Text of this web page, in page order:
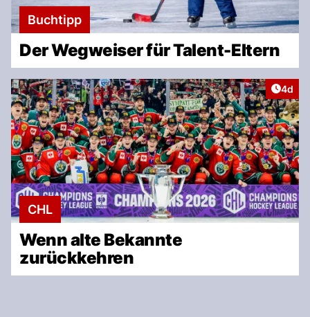
Buchtipp
Der Wegweiser für Talent-Eltern
4d
CHL
Wenn alte Bekannte
zurückkehren